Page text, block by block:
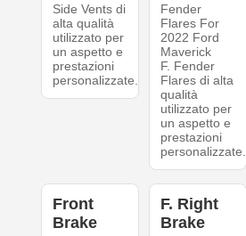
Side Vents di
alta qualità
utilizzato per
un aspetto e
prestazioni
personalizzate.
Fender
Flares For
2022 Ford
Maverick
F. Fender
Flares di alta
qualità
utilizzato per
un aspetto e
prestazioni
personalizzate.
Front
Brake
F. Right
Brake